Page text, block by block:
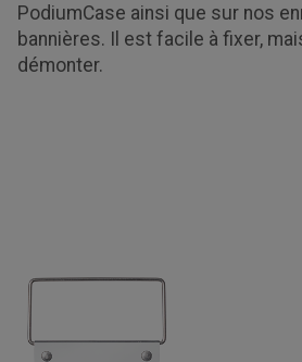
PodiumCase ainsi que sur nos
bannières. Il est facile à fixer,
démonter.